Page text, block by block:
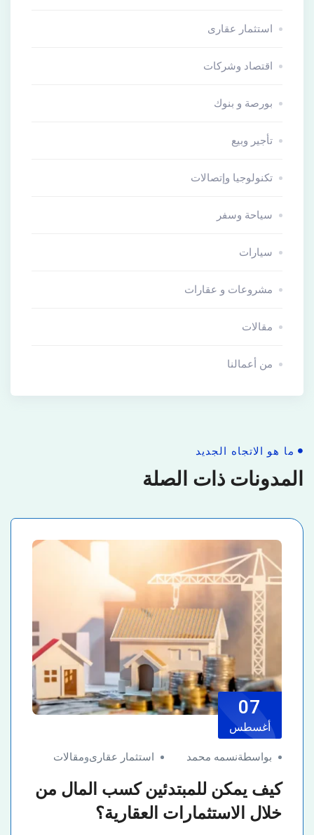
استثمار عقارى
اقتصاد وشركات
بورصة و بنوك
تأجير وبيع
تكنولوجيا وإتصالات
سياحة وسفر
سيارات
مشروعات و عقارات
مقالات
من أعمالنا
ما هو الاتجاه الجديد
المدونات ذات الصلة
07
أغسطس
بواسطةنسمه محمد استثمار عقارىومقالات
كيف يمكن للمبتدئين كسب المال من
خلال الاستثمارات العقارية؟